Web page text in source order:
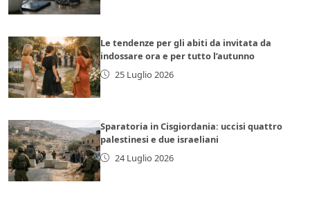
Le tendenze per gli abiti da invitata da
indossare ora e per tutto l’autunno
25 Luglio 2026
Sparatoria in Cisgiordania: uccisi quattro
palestinesi e due israeliani
24 Luglio 2026